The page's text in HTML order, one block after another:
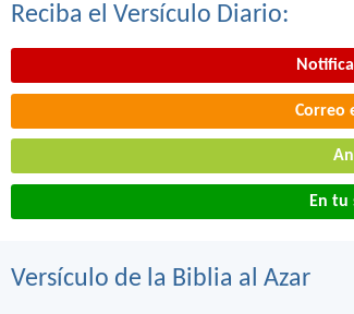
Reciba el Versículo Diario:
Correo
En tu
Versículo de la Biblia al Azar